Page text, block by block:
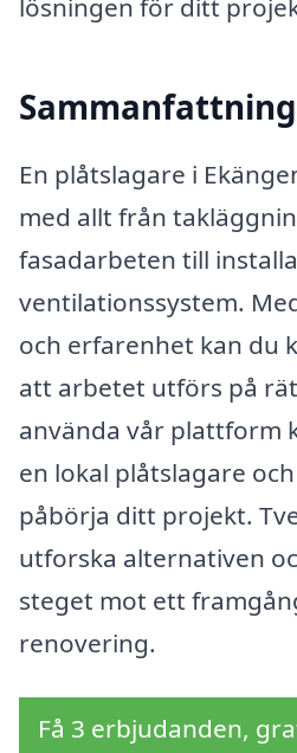
lösningen för ditt
Sammanfattning
En plåtslagare i
med allt från
fasadarbeten till
ventilationssystem.
och erfarenhet kan du
att arbetet utförs på
använda vår plattform
en lokal plåtslagare
påbörja ditt projekt.
utforska alternativen
steget mot ett
renovering.
Få 3 erbjudanden,